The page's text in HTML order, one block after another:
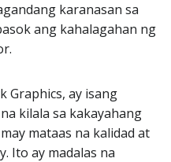
karanasan sa
ang kahalagahan ng
Graphics, ay isang
kilala sa kakayahang
mataas na kalidad at
Ito ay madalas na